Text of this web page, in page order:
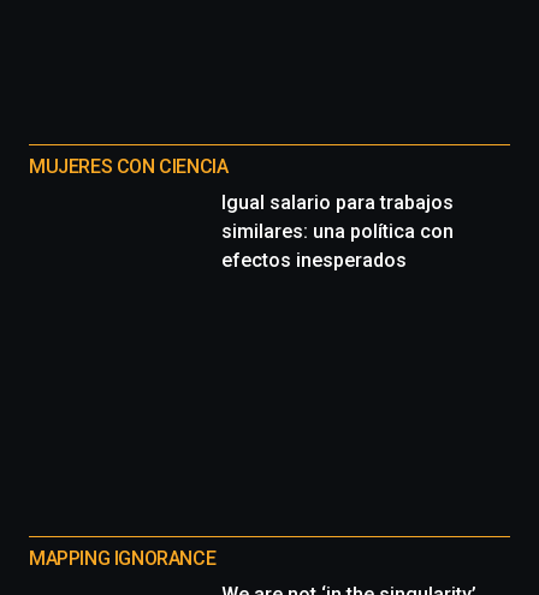
MUJERES CON CIENCIA
Igual salario para trabajos
similares: una política con
efectos inesperados
MAPPING IGNORANCE